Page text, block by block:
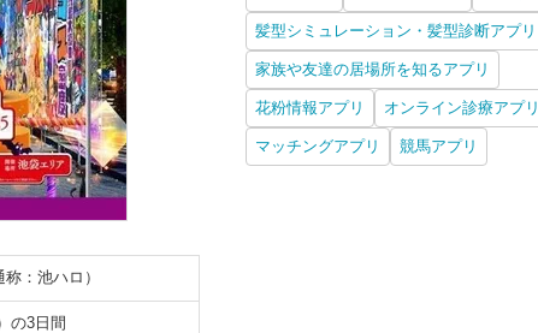
：池ハロ）
の3日間
髪型シミュレーション・髪型診断アプリ
家族や友達の居場所を知るアプリ
花粉情報アプリ オンライン診療アプリ
マッチングアプリ 競馬アプリ